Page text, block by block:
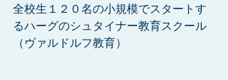
全校生１２０名の小規模でスタートす
るハーグのシュタイナー教育スクール
（ヴァルドルフ教育）